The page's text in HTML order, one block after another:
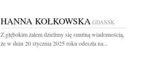
HANNA KOŁKOWSKA GDAŃSK
Z głębokim żalem dzielimy się smutną wiadomością,
że w dniu 20 stycznia 2025 roku odeszła na...